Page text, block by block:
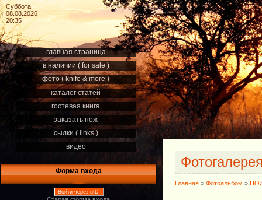
Суббота
08.08.2026
20:35
главная страница
в наличии ( for sale )
фото ( knife & more )
каталог статей
гостевая книга
заказать нож
сылки ( links )
видео
Форма входа
Войти через uID
Главная » Фотоальбом »